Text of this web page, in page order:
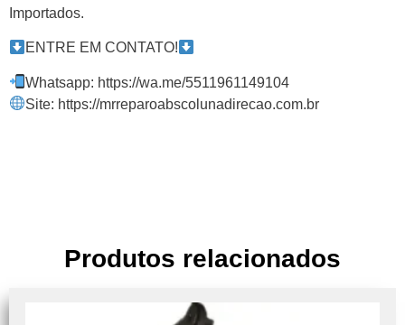
Importados.
ENTRE EM CONTATO!
Whatsapp: https://wa.me/5511961149104
Site: https://mrreparoabscolunadirecao.com.br
Produtos relacionados